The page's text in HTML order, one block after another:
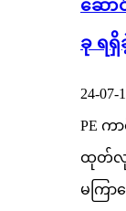
ဆော
ခု ရ
24-
PE က
ထုတ်လုပ်
မကြ